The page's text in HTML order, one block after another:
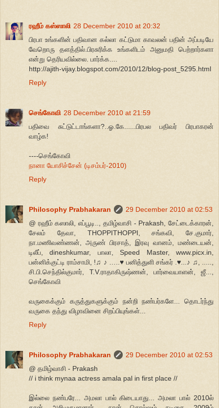
ரஹீம் கஸ்ஸாலி 28 December 2010 at 20:32
பிரபா உங்களின் பதிவான கல்லா கட்டுமா காவலன் பதின் அப்படியே
வேறொரு தளத்தில்.பிரசுரிக்க உங்களிடம் அனுமதி பெற்றார்களா
என்று தெரியவில்லை. பார்க்க....
http://ajith-vijay.blogspot.com/2010/12/blog-post_5295.html
Reply
செங்கோவி 28 December 2010 at 21:59
பதிவை சுட்டுட்டாங்களா?..ஓ.கே......பிரபல பதிவர் பிரபாகரன்
வாழ்க!
----செங்கோவி
நானா யோசிச்சேன் (டிசம்பர்-2010)
Reply
Philosophy Prabhakaran
29 December 2010 at 02:53
@ ரஹீம் கஸாலி, எப்பூடி.., தமிழ்வாசி - Prakash, சேட்டைக்காரன்,
சேலம் தேவா, THOPPITHOPPI, சங்கவி, சே.குமார்,
நா.மணிவண்ணன், அருண் பிரசாத், இரவு வானம், மண்டையன்,
டிலீப், dineshkumar, பாலா, Speed Master, www.picx.in,
பன்னிக்குட்டி ராம்சாமி, !♫ ♪ …..♥ பனித்துளி சங்கர் .♥...♪ ♫, .....,
சி.பி.செந்தில்குமார், T.V.ராதாகிருஷ்ணன், பார்வையாளன், ஜீ...,
செங்கோவி
வருகைக்கும் கருத்துகளுக்கும் நன்றி நண்பர்களே... தொடர்ந்து
வருகை தந்து விழாவினை சிறப்பியுங்கள்...
Reply
Philosophy Prabhakaran
29 December 2010 at 02:53
@ தமிழ்வாசி - Prakash
// i think mynaa actress amala pal in first place //
இல்லை நண்பரே... அமலா பால் கிடையாது... அமலா பால் 2010ல்